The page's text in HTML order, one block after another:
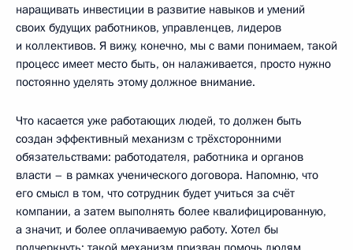
наращивать инвестиции в развитие навыков и умений
своих будущих работников, управленцев, лидеров
и коллективов. Я вижу, конечно, мы с вами понимаем, такой
процесс имеет место быть, он налаживается, просто нужно
постоянно уделять этому должное внимание.
Что касается уже работающих людей, то должен быть
создан эффективный механизм с трёхсторонними
обязательствами: работодателя, работника и органов
власти – в рамках ученического договора. Напомню, что
его смысл в том, что сотрудник будет учиться за счёт
компании, а затем выполнять более квалифицированную,
а значит, и более оплачиваемую работу. Хотел бы